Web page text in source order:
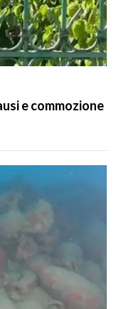
e commozione